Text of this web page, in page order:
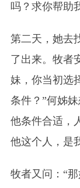
吗？求你帮助
第二天，她去
了出来。牧者
妹，你当初选
条件？”何姊
他条件合适，
他这个人，是
牧者又问：“